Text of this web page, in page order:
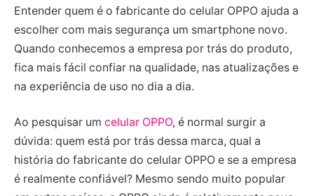
Entender quem é o fabricante do celular OPPO ajuda a
escolher com mais segurança um smartphone novo.
Quando conhecemos a empresa por trás do produto,
fica mais fácil confiar na qualidade, nas atualizações e
na experiência de uso no dia a dia.
Ao pesquisar um celular OPPO, é normal surgir a
dúvida: quem está por trás dessa marca, qual a
história do fabricante do celular OPPO e se a empresa
é realmente confiável? Mesmo sendo muito popular